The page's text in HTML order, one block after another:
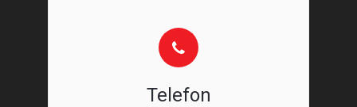
Telefon